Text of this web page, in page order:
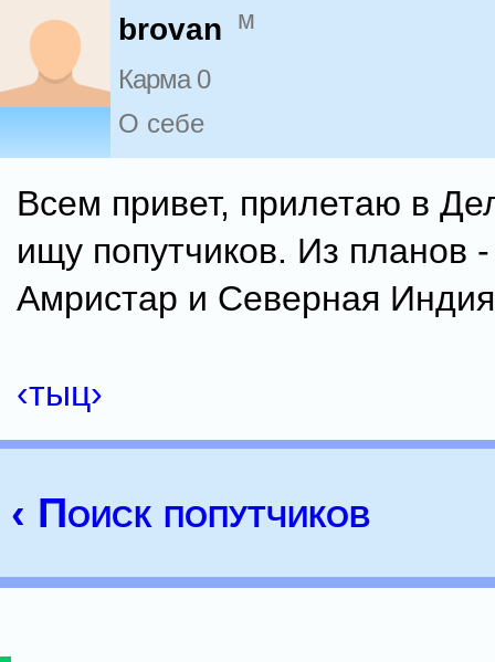
brovan м
Карма 0
О себе
Всем привет, прилетаю в
ищу попутчиков. Из планов
Амристар и Северная
‹тыц›
‹ Поиск попутчиков